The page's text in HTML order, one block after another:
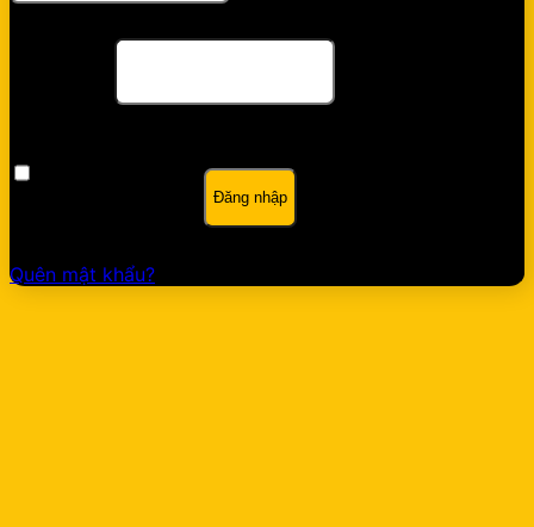
Bắt
Đăng nhập
Quên mật khẩu?